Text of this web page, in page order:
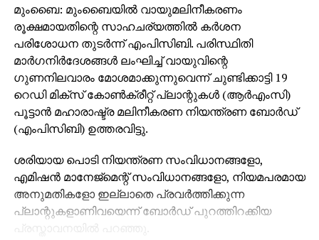
മുംബൈ: മുംബൈയില്‍ വായുമലിനീകരണം
രൂക്ഷമായതിന്റെ സാഹചര്യത്തില്‍ കര്‍ശന
പരിശോധന തുടര്‍ന്ന് എംപിസിബി. പരിസ്ഥിതി
മാര്‍ഗനിര്‍ദേശങ്ങള്‍ ലംഘിച്ച് വായുവിന്റെ
ഗുണനിലവാരം മോശമാക്കുന്നുവെന്ന് ചുണ്ടിക്കാട്ടി 19
റെഡി മിക്‌സ് കോണ്‍ക്രീറ്റ് പ്ലാന്റുകള്‍ (ആര്‍എംസി)
പൂട്ടാന്‍ മഹാരാഷ്ട്ര മലിനീകരണ നിയന്ത്രണ ബോര്‍ഡ്
(എംപിസിബി) ഉത്തരവിട്ടു.
ശരിയായ പൊടി നിയന്ത്രണ സംവിധാനങ്ങളോ,
എമിഷന്‍ മാനേജ്മെന്റ് സംവിധാനങ്ങളോ, നിയമപരമായ
അനുമതികളോ ഇല്ലാതെ പ്രവര്‍ത്തിക്കുന്ന
പ്ലാന്റുകളാണിവയെന്ന് ബോര്‍ഡ് പുറത്തിറക്കിയ
പ്രസ്താവനയില്‍ പറഞ്ഞു.